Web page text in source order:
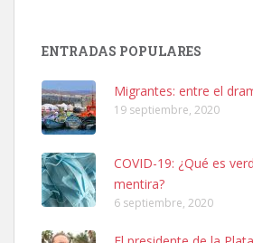
Busco adopción responsable para mi perra.
Leales.org » Gran Canaria | 6.7.2025
SHIBA PERDIDO AVDA JOSE MESA Y
ENTRADAS POPULARES
Migrantes: entre el
19 septiembre, 2020
COVID-19: ¿Qué es
mentira?
6 septiembre, 2020